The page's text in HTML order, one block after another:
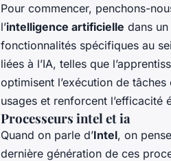
Pour commencer, penchons-
l’intelligence artificielle dans un
fonctionnalités spécifiques au
liées à l’IA, telles que
optimisent l’exécution de
usages et renforcent l’efficacité
Processeurs intel et ia
Quand on parle d’Intel, on
dernière génération de ces